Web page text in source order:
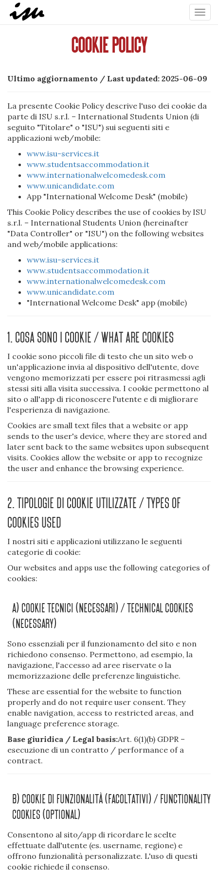
COOKIE POLICY
Ultimo aggiornamento / Last updated: 2025-06-09
La presente Cookie Policy descrive l'uso dei cookie da
parte di ISU s.r.l. – International Students Union (di
seguito "Titolare" o "ISU") sui seguenti siti e
applicazioni web/mobile:
www.isu-services.it
www.studentsaccommodation.it
www.internationalwelcomedesk.com
www.unicandidate.com
App "International Welcome Desk" (mobile)
This Cookie Policy describes the use of cookies by ISU
s.r.l. – International Students Union (hereinafter
"Data Controller" or "ISU") on the following websites
and web/mobile applications:
www.isu-services.it
www.studentsaccommodation.it
www.internationalwelcomedesk.com
www.unicandidate.com
"International Welcome Desk" app (mobile)
1. Cosa sono i cookie / What are cookies
I cookie sono piccoli file di testo che un sito web o
un'applicazione invia al dispositivo dell'utente, dove
vengono memorizzati per essere poi ritrasmessi agli
stessi siti alla visita successiva. I cookie permettono al
sito o all'app di riconoscere l'utente e di migliorare
l'esperienza di navigazione.
Cookies are small text files that a website or app
sends to the user's device, where they are stored and
later sent back to the same websites upon subsequent
visits. Cookies allow the website or app to recognize
the user and enhance the browsing experience.
2. Tipologie di cookie utilizzate / Types of
cookies used
I nostri siti e applicazioni utilizzano le seguenti
categorie di cookie:
Our websites and apps use the following categories of
cookies:
A) Cookie Tecnici (necessari) / Technical Cookies
(necessary)
Sono essenziali per il funzionamento del sito e non
richiedono consenso. Permettono, ad esempio, la
navigazione, l'accesso ad aree riservate o la
memorizzazione delle preferenze linguistiche.
These are essential for the website to function
properly and do not require user consent. They
enable navigation, access to restricted areas, and
language preference storage.
Base giuridica / Legal basis:Art. 6(1)(b) GDPR –
esecuzione di un contratto / performance of a
contract.
B) Cookie Di Funzionalità (facoltativi) / Functionality
Cookies (optional)
Consentono al sito/app di ricordare le scelte
effettuate dall'utente (es. username, regione) e
offrono funzionalità personalizzate. L'uso di questi
cookie richiede il consenso.